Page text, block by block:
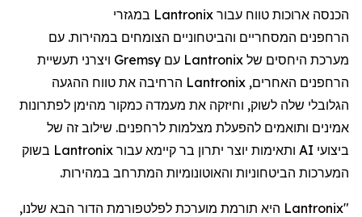
הכנסה ארוכות טווח עבור Lantronix במגזרי
הרחפנים המסחריים והביטחוניים הצומחים במהירות. עם
מערכת היחסים של Lantronix עם Gremsy ויצרני תעשיית
הרחפנים האחרים, Lantronix הרחיבה את טווח ההגעה
הגלובלי שלה לשוק, וחיזקה את מעמדה כמקור מהימן לפתרונות
אמינים ותואמים להפעלת מצלמות לרחפנים. שילוב זה של
ביצועי AI ותאימות יוצר יתרון בר קיימא עבור
Lantronix בשוק
המערכות הביטחוניות והאוטונומיות המתרחב במהירות.
"
Lantronix היא תורמת מוערכת לפלטפורמת הדור הבא שלנו,